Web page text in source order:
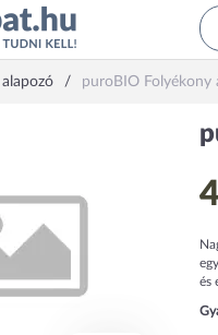
puroBIO Folyékony
és